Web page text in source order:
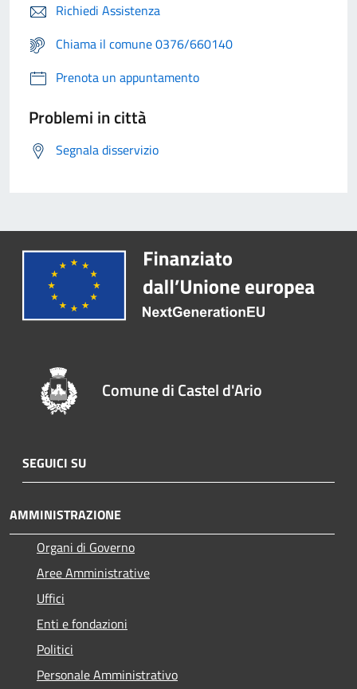
Richiedi Assistenza
Chiama il comune 0376/660140
Prenota un appuntamento
Problemi in città
Segnala disservizio
Comune di Castel d'Ario
SEGUICI SU
AMMINISTRAZIONE
Organi di Governo
Aree Amministrative
Uffici
Enti e fondazioni
Politici
Personale Amministrativo